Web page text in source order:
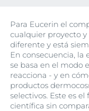
Para Eucerin el
cualquier proyecto y
diferente y está
En consecuencia, la
se basa en el modo
reacciona - y en
productos
selectivos. Este es
científica sin